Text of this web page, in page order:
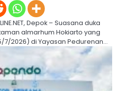
Depok – Suasana duka
almarhum Hokiarto yang
7/2026) di Yayasan Pedurenan…